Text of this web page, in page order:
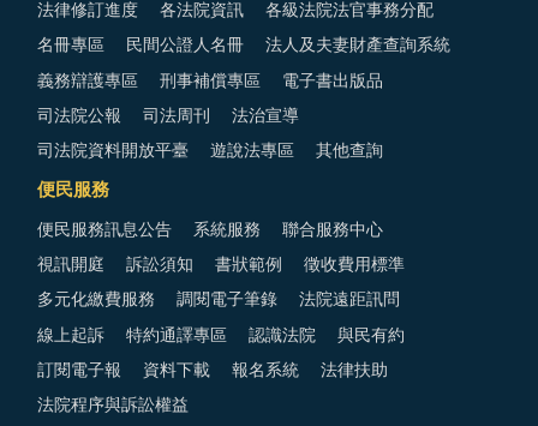
法律修訂進度 各法院資訊 各級法院法官事務分配
名冊專區 民間公證人名冊 法人及夫妻財產查詢系統
義務辯護專區 刑事補償專區 電子書出版品
司法院公報 司法周刊 法治宣導
司法院資料開放平臺 遊說法專區 其他查詢
便民服務
便民服務訊息公告 系統服務 聯合服務中心
視訊開庭 訴訟須知 書狀範例 徵收費用標準
多元化繳費服務 調閱電子筆錄 法院遠距訊問
線上起訴 特約通譯專區 認識法院 與民有約
訂閱電子報 資料下載 報名系統 法律扶助
法院程序與訴訟權益